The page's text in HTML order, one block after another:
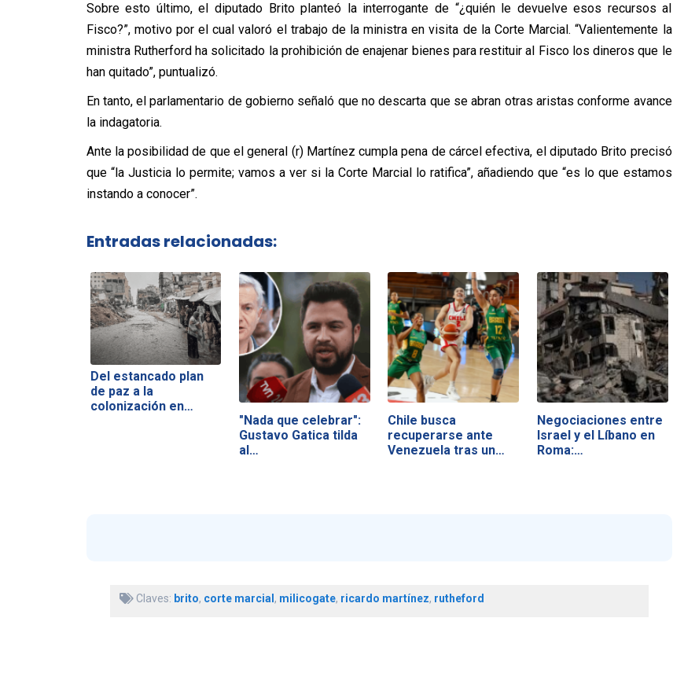
Sobre esto último, el diputado Brito planteó la interrogante de “¿quién le devuelve esos recursos al
Fisco?”, motivo por el cual valoró el trabajo de la ministra en visita de la Corte Marcial. “Valientemente la
ministra Rutherford ha solicitado la prohibición de enajenar bienes para restituir al Fisco los dineros que le
han quitado”, puntualizó.
En tanto, el parlamentario de gobierno señaló que no descarta que se abran otras aristas conforme avance
la indagatoria.
Ante la posibilidad de que el general (r) Martínez cumpla pena de cárcel efectiva, el diputado Brito precisó
que “la Justicia lo permite; vamos a ver si la Corte Marcial lo ratifica”, añadiendo que “es lo que estamos
instando a conocer”.
Entradas relacionadas:
Del estancado plan
de paz a la
colonización en…
"Nada que celebrar":
Gustavo Gatica tilda
al…
Chile busca
recuperarse ante
Venezuela tras un
Negociaciones entre
Israel y el Líbano en
Roma:…
Claves: brito, corte marcial , milicogate, ricardo martínez, rutheford